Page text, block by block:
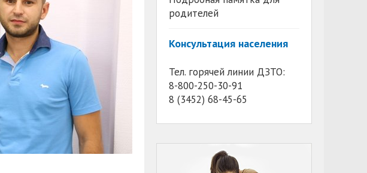
родителей
Консультация населения
Тел. горячей линии ДЗТО:
8-800-250-30-91
8 (3452) 68-45-65